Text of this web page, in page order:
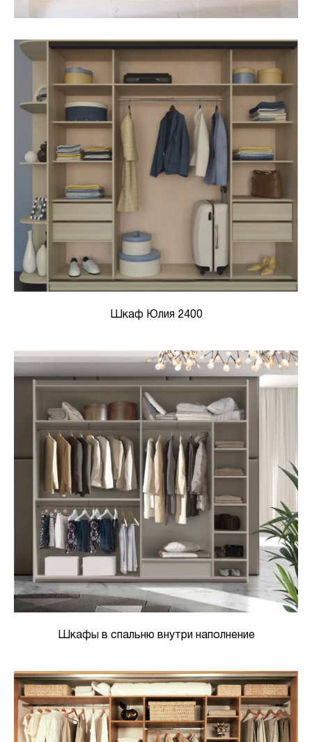
Шкаф Юлия 2400
Шкафы в спальню внутри наполнение